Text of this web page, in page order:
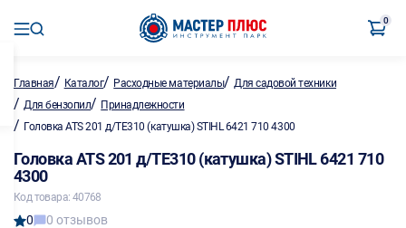
0
Главная/ Каталог/ Расходные материалы/Для садовой техники
/ Для бензопил/ Принадлежности
/ Головка ATS 201 д/ТЕ310 (катушка) STIHL 6421 710 4300
Головка ATS 201 д/ТЕ310 (катушка) STIHL 6421 710
4300
Код товара: 40768
0 0 отзывов